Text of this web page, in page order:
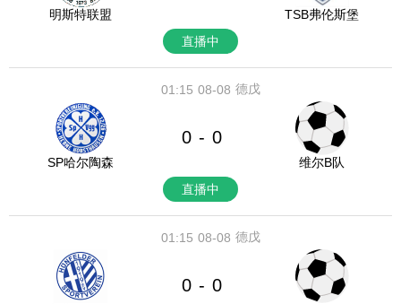
明斯特联盟
TSB弗伦斯堡
直播中
08-08
01:15 德戊
SP哈尔陶森
0 - 0
维尔B队
直播中
08-08
01:15 德戊
0 - 0